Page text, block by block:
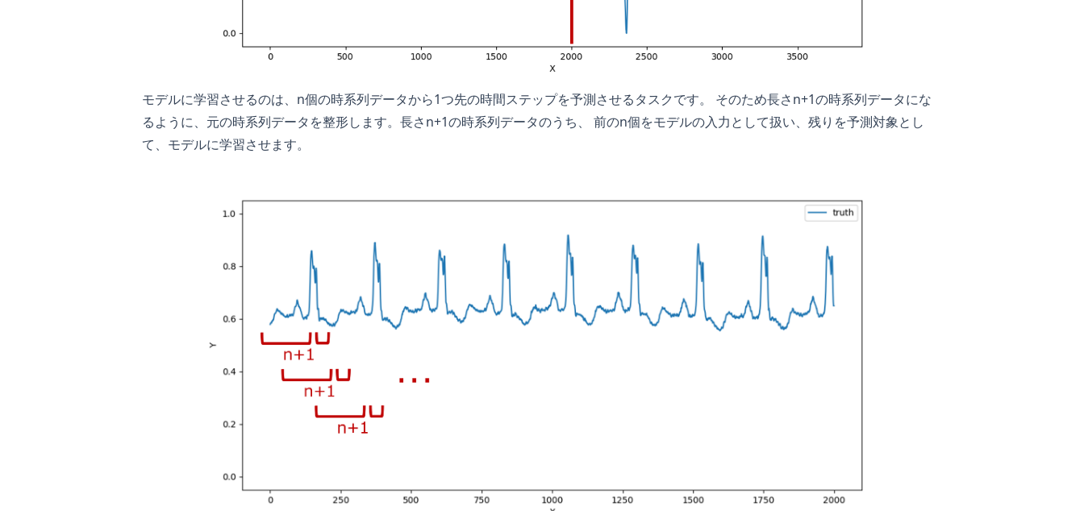
モデルに学習させるのは、n個の時系列データから1つ先の時間ステップを予測させるタスクです。 そのため長さn+1の時系列データにな
るように、元の時系列データを整形します。長さn+1の時系列データのうち、 前のn個をモデルの入力として扱い、残りを予測対象とし
て、モデルに学習させます。